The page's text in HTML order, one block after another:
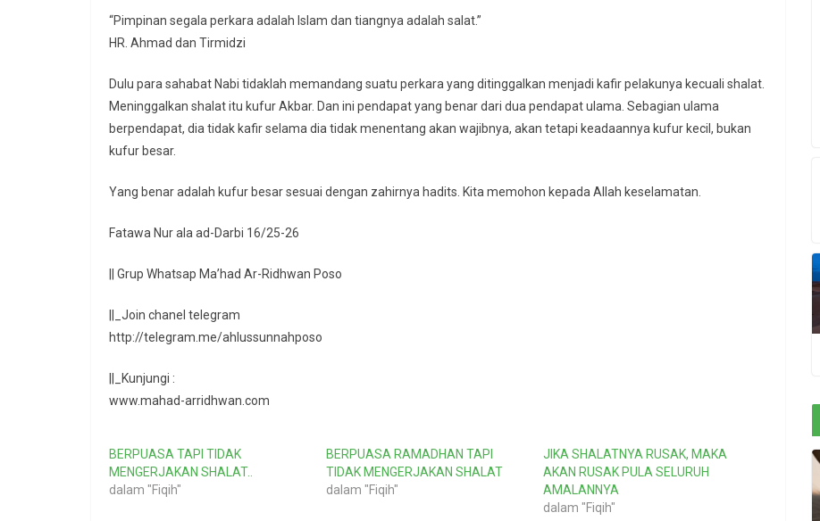
“Pimpinan segala perkara adalah Islam dan tiangnya adalah salat.”
HR. Ahmad dan Tirmidzi
Dulu para sahabat Nabi tidaklah memandang suatu perkara yang ditinggalkan menjadi kafir pelakunya kecuali shalat.
Meninggalkan shalat itu kufur Akbar. Dan ini pendapat yang benar dari dua pendapat ulama. Sebagian ulama
berpendapat, dia tidak kafir selama dia tidak menentang akan wajibnya, akan tetapi keadaannya kufur kecil, bukan
kufur besar.
Yang benar adalah kufur besar sesuai dengan zahirnya hadits. Kita memohon kepada Allah keselamatan.
Fatawa Nur ala ad-Darbi 16/25-26
|| Grup Whatsap Ma’had Ar-Ridhwan Poso
||_Join chanel telegram
http://telegram.me/ahlussunnahposo
||_Kunjungi :
www.mahad-arridhwan.com
BERPUASA TAPI TIDAK
MENGERJAKAN SHALAT..
dalam "Fiqih"
BERPUASA RAMADHAN TAPI
TIDAK MENGERJAKAN SHALAT
dalam "Fiqih"
JIKA SHALATNYA RUSAK, MAKA
AKAN RUSAK PULA SELURUH
AMALANNYA
dalam "Fiqih"